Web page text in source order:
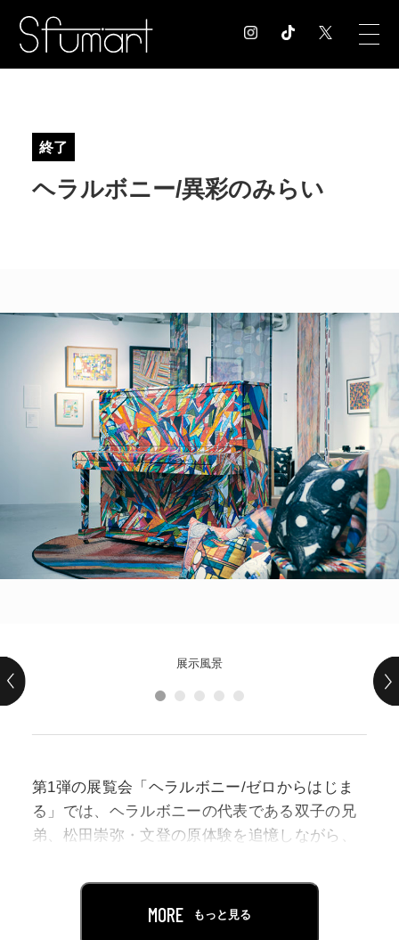
EXHIBITION 展覧会情報
CONTACT お問合せ
POLICY COMPANY
終了
ヘラルボニー/異彩のみらい
展示風景
第1弾の展覧会「ヘラルボニー/ゼロからはじま
る」では、ヘラルボニーの代表である双子の兄
弟、松田崇弥・文登の原体験を追憶しながら、
会い、アートネクタイのプロデュースを皮切り
にファッションブランド〈HERALBONY〉を立
MORE もっと見る